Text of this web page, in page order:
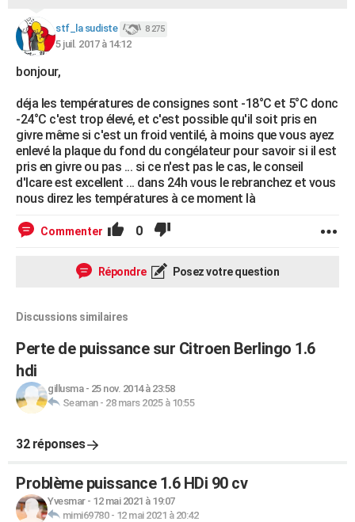
stf_la sudiste 8 275
5 juil. 2017 à 14:12
bonjour,
déja les températures de consignes sont -18°C et 5°C donc
-24°C c'est trop élevé, et c'est possible qu'il soit pris en
givre même si c'est un froid ventilé, à moins que vous ayez
enlevé la plaque du fond du congélateur pour savoir si il est
pris en givre ou pas ... si ce n'est pas le cas, le conseil
d'Icare est excellent ... dans 24h vous le rebranchez et vous
nous direz les températures à ce moment là
Commenter 0
Répondre Posez votre question
Discussions similaires
Perte de puissance sur Citroen Berlingo 1.6
hdi
gillusma- 25 nov. 2014 à 23:58
Seaman- 28 mars 2025 à 10:55
32 réponses
Problème puissance 1.6 HDi 90 cv
Yvesmar- 12 mai 2021 à 19:07
mimi69780- 12 mai 2021 à 20:42